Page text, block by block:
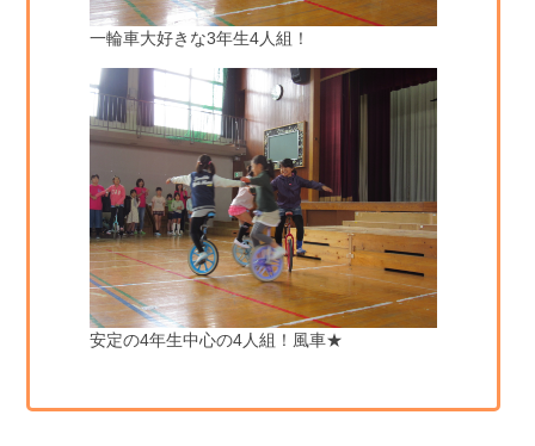
一輪車大好きな3年生4人組！
安定の4年生中心の4人組！風車★